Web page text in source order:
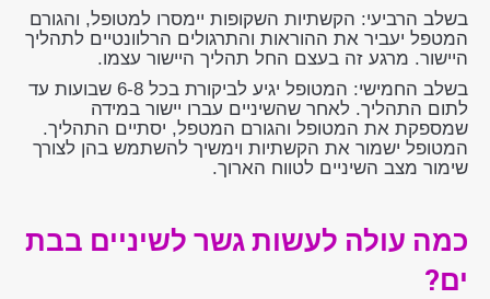
בשלב הרביעי: הקשתיות השקופות יימסרו למטופל, והגורם
המטפל יעביר את ההוראות והתרגולים הרלוונטיים לתהליך
היישור. מרגע זה בעצם החל תהליך היישור עצמו.
בשלב החמישי: המטופל יגיע לביקורת בכל 6-8 שבועות עד
לתום התהליך. לאחר שהשיניים עברו יישור במידה
שמספקת את המטופל והגורם המטפל, יסתיים התהליך.
המטופל ישמור את הקשתיות וימשיך להשתמש בהן לצורך
שימור מצב השיניים לטווח הארוך.
כמה עולה לעשות גשר לשיניים בבת
ים?